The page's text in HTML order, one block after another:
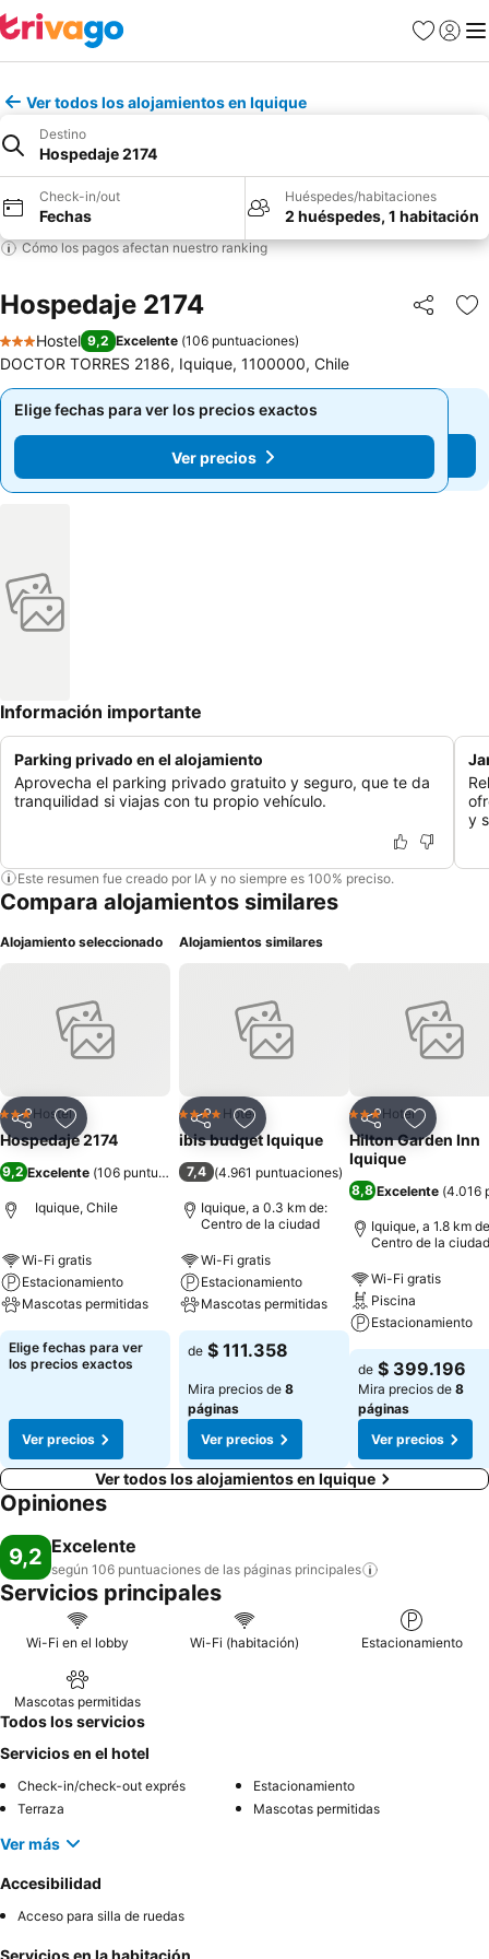
Favoritos
Iniciar
Ver todos los alojamientos en Iquique
Destino
Hospedaje 2174
Check-in/out
Fechas
Huéspedes/habitaciones
2 huéspedes, 1 habitación
Cómo los pagos afectan nuestro ranking
Hospedaje 2174 Compartir
3 Estrellas
Hostel 9,2 Excelente (106 puntuaciones)
DOCTOR TORRES 2186, Iquique, 1100000, Chile
Elige fechas para ver los precios exactos
Ver precios
Elige fechas para ver los precios exactos
Ver precios
Información importante
Parking privado en el alojamiento
Aprovecha el parking privado gratuito y seguro, que te da
tranquilidad si viajas con tu propio vehículo.
y
Este resumen fue creado por IA y no siempre es 100% preciso.
Compara alojamientos similares
Alojamiento seleccionado
CompartirAgregar a favoritos
3 Estrellas
Hostel
Hospedaje 2174
9,2 Excelente (106 puntuaciones
Iquique, Chile
Wi-Fi gratis
Estacionamiento
Mascotas permitidas
Elige fechas para ver
los precios exactos
Ver precios
Alojamientos similares
CompartirAgregar a favoritos
4 EstrellasHotel
ibis budget Iquique
7,4 (4.961 puntuaciones)
Iquique, a 0.3 km de:
Centro de la ciudad
Wi-Fi gratis
Estacionamiento
Mascotas permitidas
de $ 111.358
Mira precios de 8
páginas
Ver precios
CompartirAgregar
3 Estrellas
Hotel
Hilton Garden Inn
Iquique
8,8 Excelente (4.016
Iquique, a 1.8 km
Centro de la ciudad
Wi-Fi gratis
Piscina
Estacionamiento
de $ 399.196
Mira precios de 8
páginas
Ver precios
Ver todos los alojamientos en Iquique
Opiniones
9,2 Excelente
según 106 puntuaciones de las páginas principales
Servicios principales
Wi-Fi en el lobby Wi-Fi (habitación) Estacionamiento
Mascotas permitidas
Todos los servicios
Servicios en el hotel
Check-in/check-out exprés
Estacionamiento
Terraza
Mascotas permitidas
Ver más
Accesibilidad
Acceso para silla de ruedas
Servicios en la habitación